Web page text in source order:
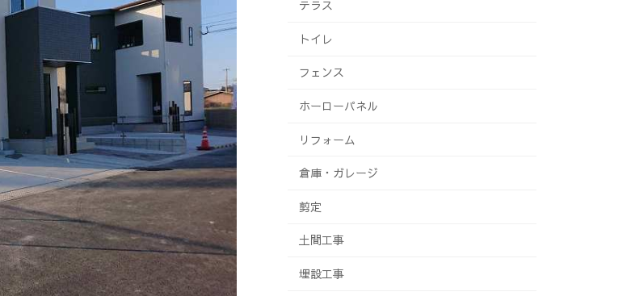
テラス
トイレ
フェンス
ホーローパネル
リフォーム
倉庫・ガレージ
剪定
土間工事
埋設工事